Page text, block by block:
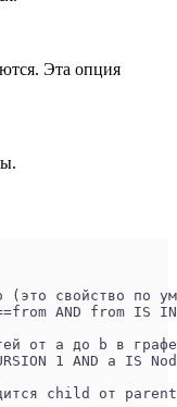
Эта опция
свойство по
AND from IS
от a до b в графе
1 AND a IS
child от